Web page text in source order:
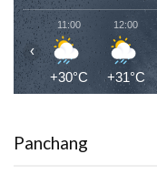
11:00
+30°C
12:00
+31°C
‹
Panchang